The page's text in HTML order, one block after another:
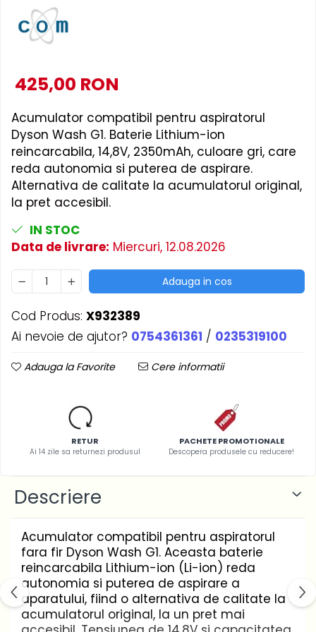
Accesorii Piese Masini Spalat
Rufe si Uscatoare
Filtre Purificatoare Aer
425,00 RON
Acumulator compatibil pentru aspiratorul
Dyson Wash G1. Baterie Lithium-ion
reincarcabila, 14,8V, 2350mAh, culoare gri, care
reda autonomia si puterea de aspirare.
Alternativa de calitate la acumulatorul original,
la pret accesibil.
IN STOC
Data de livrare: Miercuri, 12.08.2026
Adauga in cos
Cod Produs: X932389
Ai nevoie de ajutor? 0754361361 / 0235319100
Adauga la Favorite Cere informatii
RETUR
Ai 14 zile sa returnezi produsul
PACHETE PROMOTIONALE
Descopera produsele cu reducere!
Descriere
Acumulator compatibil pentru aspiratorul
fara fir Dyson Wash G1. Aceasta baterie
reincarcabila Lithium-ion (Li-ion) reda
autonomia si puterea de aspirare a
aparatului, fiind o alternativa de calitate la
acumulatorul original, la un pret mai